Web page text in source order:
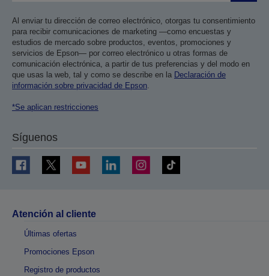
Al enviar tu dirección de correo electrónico, otorgas tu consentimiento
para recibir comunicaciones de marketing —como encuestas y
estudios de mercado sobre productos, eventos, promociones y
servicios de Epson— por correo electrónico u otras formas de
comunicación electrónica, a partir de tus preferencias y del modo en
que usas la web, tal y como se describe en la Declaración de
información sobre privacidad de Epson.
*Se aplican restricciones
Síguenos
Atención al cliente
Últimas ofertas
Promociones Epson
Registro de productos